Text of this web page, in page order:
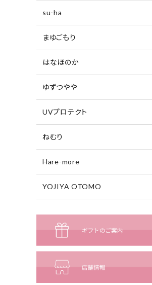
su-ha
まゆごもり
はなほのか
ゆずつやや
UVプロテクト
ねむり
Hare-more
YOJIYA OTOMO